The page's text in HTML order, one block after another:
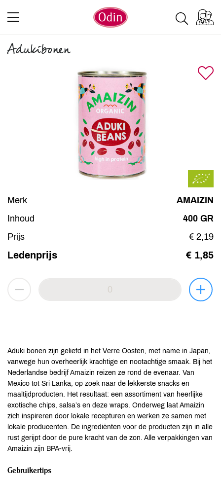
Adukibonen
Merk
AMAIZIN
Inhoud
400 GR
Prijs
€ 2,19
Ledenprijs € 1,85
Aduki bonen zijn geliefd in het Verre Oosten, met name in Japan,
vanwege hun overheerlijk krachtige en nootachtige smaak. Bij het
Nederlandse bedrijf Amaizin reizen ze rond de evenaar. Van
Mexico tot Sri Lanka, op zoek naar de lekkerste snacks en
maaltijdproducten. Het resultaat: een assortiment van heerlijke
exotische chips, salsa’s en deze wraps. Onderweg laat Amaizin
zich inspireren door lokale recepturen en werken ze samen met
lokale producenten. De ingrediënten voor de producten zijn in alle
rust gerijpt door de pure kracht van de zon. Alle verpakkingen van
Amaizin zijn BPA-vrij.
Gebruikertips